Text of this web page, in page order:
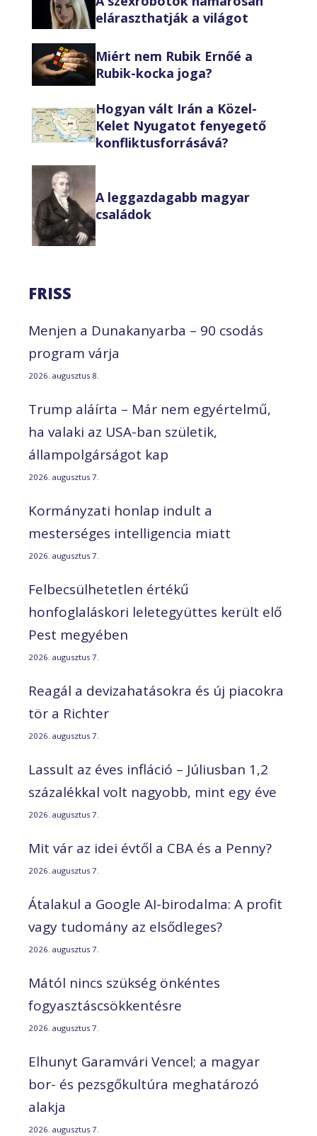
eláraszthatják a világot
Miért nem Rubik Ernőé a
Rubik-kocka joga?
Hogyan vált Irán a Közel-
Kelet Nyugatot fenyegető
konfliktusforrásává?
A leggazdagabb magyar
családok
FRISS
Menjen a Dunakanyarba – 90 csodás
program várja
2026. augusztus 8.
Trump aláírta – Már nem egyértelmű,
ha valaki az USA-ban születik,
állampolgárságot kap
2026. augusztus 7.
Kormányzati honlap indult a
mesterséges intelligencia miatt
2026. augusztus 7.
Felbecsülhetetlen értékű
honfoglaláskori leletegyüttes került elő
Pest megyében
2026. augusztus 7.
Reagál a devizahatásokra és új piacokra
tör a Richter
2026. augusztus 7.
Lassult az éves infláció – Júliusban 1,2
százalékkal volt nagyobb, mint egy éve
2026. augusztus 7.
Mit vár az idei évtől a CBA és a Penny?
2026. augusztus 7.
Átalakul a Google AI-birodalma: A profit
vagy tudomány az elsődleges?
2026. augusztus 7.
Mától nincs szükség önkéntes
fogyasztáscsökkentésre
2026. augusztus 7.
Elhunyt Garamvári Vencel; a magyar
bor- és pezsgőkultúra meghatározó
alakja
2026. augusztus 7.